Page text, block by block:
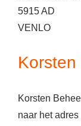
5915 AD
VENLO
Korsten
Korsten
naar het